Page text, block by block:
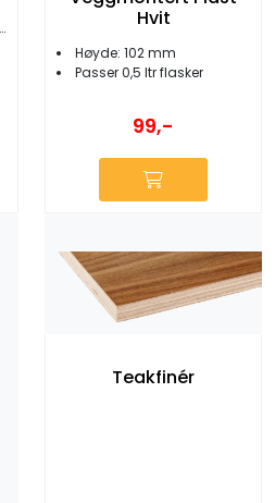
Hvit
Høyde: 102 mm
Passer 0,5 ltr flasker
99,-
Teakfinér